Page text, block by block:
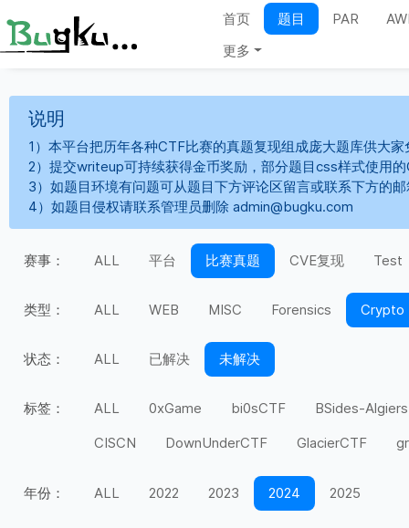
首页 题目 PAR
更多
说明
1）本平台把历年各种CTF比赛的真题复现组成庞大题库供大
2）提交writeup可持续获得金币奖励，部分题目css样式使用
3）如题目环境有问题可从题目下方评论区留言或联系下方的
4）如题目侵权请联系管理员删除 admin@bugku.com
赛事： ALL 平台 比赛真题 CVE复现 Test
类型： ALL WEB MISC Forensics Crypto
状态： ALL 已解决 未解决
标签： ALL 0xGame bi0sCTF
BSides-Algiers
CISCN
DownUnderCTF GlacierCTF
miniLCTF moeCTF
SekaiCTF
年份： ALL 2022 2023 2024 2025